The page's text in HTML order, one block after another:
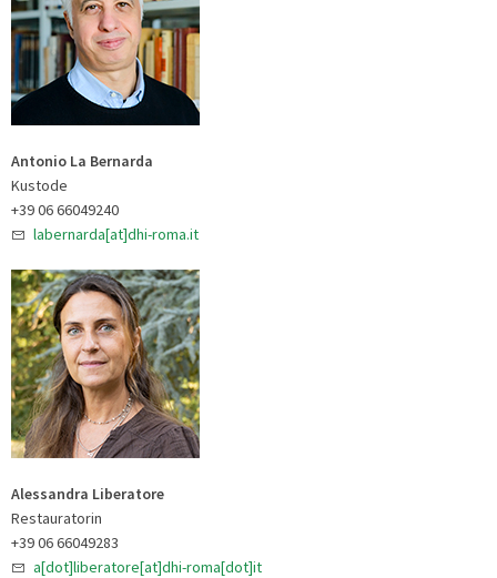
Antonio La Bernarda
Kustode
+39 06 66049240
labernarda[at]dhi-roma.it
Alessandra Liberatore
Restauratorin
+39 06 66049283
a[dot]liberatore[at]dhi-roma[dot]it